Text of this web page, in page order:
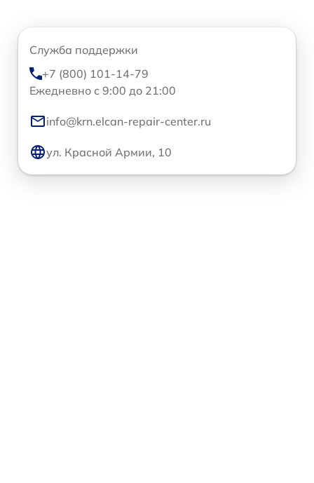
Служба поддержки
+7 (800) 101-14-79
Ежедневно с 9:00 до 21:00
info@krn.elcan-repair-center.ru
ул. Красной Армии, 10